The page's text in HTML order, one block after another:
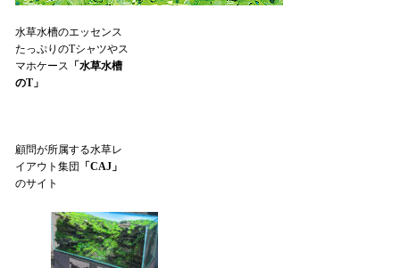
水草水槽のエッセンス
たっぷりのTシャツやス
マホケース 「水草水槽
のT」
顧問が所属する水草レ
イアウト集団
「CAJ」
のサイト